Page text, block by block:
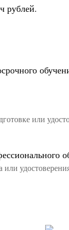
рублей.
или